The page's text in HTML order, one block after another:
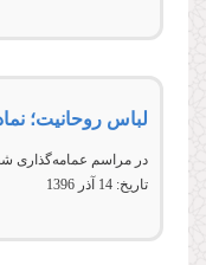
لباس روحانیت؛
در مراسم عمامه‌گذاری شب
تاریخ: 14 آذر 1396